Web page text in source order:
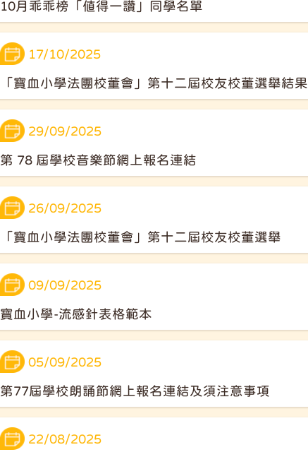
10月乖乖榜「值得一讚」同學名單
17/10/2025
「寶血小學法團校董會」第十二屆校友校董選舉結果
29/09/2025
第 78 屆學校音樂節網上報名連結
26/09/2025
「寶血小學法團校董會」第十二屆校友校董選舉
09/09/2025
寶血小學-流感針表格範本
05/09/2025
第77屆學校朗誦節網上報名連結及須注意事項
22/08/2025